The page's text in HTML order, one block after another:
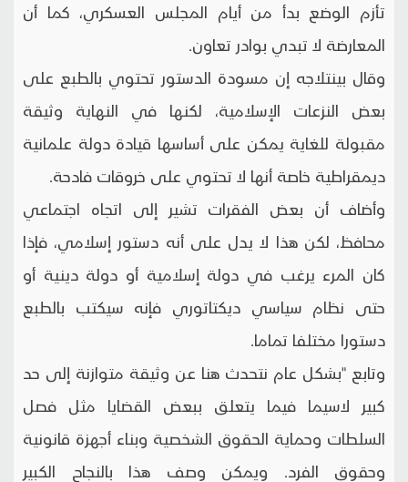
تأزم الوضع بدأ من أيام المجلس العسكري، كما أن
المعارضة لا تبدي بوادر تعاون.
وقال بينتلاجه إن مسودة الدستور تحتوي بالطبع على
بعض النزعات الإسلامية، لكنها في النهاية وثيقة
مقبولة للغاية يمكن على أساسها قيادة دولة علمانية
ديمقراطية خاصة أنها لا تحتوي على خروقات فادحة.
وأضاف أن بعض الفقرات تشير إلى اتجاه اجتماعي
محافظ، لكن هذا لا يدل على أنه دستور إسلامي، فإذا
كان المرء يرغب في دولة إسلامية أو دولة دينية أو
حتى نظام سياسي ديكتاتوري فإنه سيكتب بالطبع
دستورا مختلفا تماما.
وتابع "بشكل عام نتحدث هنا عن وثيقة متوازنة إلى حد
كبير لاسيما فيما يتعلق ببعض القضايا مثل فصل
السلطات وحماية الحقوق الشخصية وبناء أجهزة قانونية
وحقوق الفرد. ويمكن وصف هذا بالنجاح الكبير